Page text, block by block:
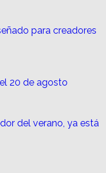
para creadores
20 de agosto
del verano, ya está